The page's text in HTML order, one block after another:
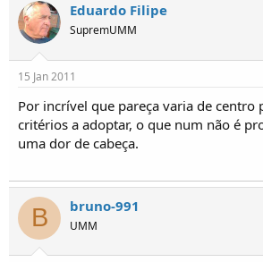
Eduardo Filipe
SupremUMM
15 Jan 2011
Por incrível que pareça varia de centro
critérios a adoptar, o que num não é
uma dor de cabeça.
B bruno-991
UMM